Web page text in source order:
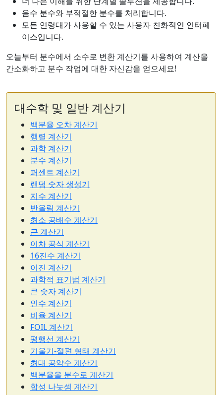
음수 분수와 부적절한 분수를 처리합니다.
모든 연령대가 사용할 수 있는 사용자 친화적인 인터페
이스입니다.
오늘부터 분수에서 소수로 변환 계산기를 사용하여 계산을
간소화하고 분수 작업에 대한 자신감을 얻으세요!
대수학 및 일반 계산기
백분율 오차 계산기
행렬 계산기
과학 계산기
분수 계산기
퍼센트 계산기
랜덤 숫자 생성기
지수 계산기
반올림 계산기
최소 공배수 계산기
근 계산기
이차 공식 계산기
16진수 계산기
이진 계산기
과학적 표기법 계산기
큰 숫자 계산기
인수 계산기
비율 계산기
FOIL 계산기
평행선 계산기
기울기-절편 형태 계산기
최대 공약수 계산기
백분율을 분수로 계산기
합성 나눗셈 계산기